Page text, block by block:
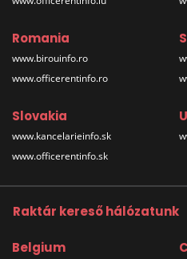
Romania
www.birouinfo.ro
www.officerentinfo.ro
Slovakia
www.kancelarieinfo.sk
www.officerentinfo.sk
Raktár kereső hálózatunk
Belgium